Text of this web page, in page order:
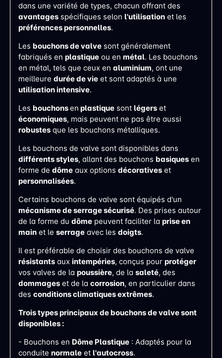
dans une variété de types, chacun offrant des
avantages spécifiques selon l'utilisation et les
préférences personnelles.
Les bouchons de valve sont généralement
fabriqués en plastique ou en métal. Les bouchons
en métal, tels que ceux en aluminium, ont une
meilleure durée de vie et sont adaptés à une
utilisation intensive.
Les bouchonsen plastique sont légers et
économiques, mais peuvent ne pas être aussi
robustes que les bouchons métalliques.
Les bouchons de valve sont disponibles dans
différents styles, allant des bouchons basiques en
forme de dôme aux options décoratives et
personnalisées.
Certains bouchons de valve sont équipés d'un
mécanisme de serrage sécurisé. Des prises autour
de la forme du dôme peuvent faciliter la prise en
main et le serrage avec les doigts​​.
Il est préférable de choisir des bouchons de valve
résistants aux intempéries, conçus pour protéger
vos valves de la poussière, de la saleté, des
dommages et de la corrosion, en particulier dans
des conditions climatiques extrêmes​​.
Trois types principaux de bouchons de valve sont
disponibles :
- Bouchons en Dôme Plastique : Adaptés pour la
conduite normale et l'autocross.